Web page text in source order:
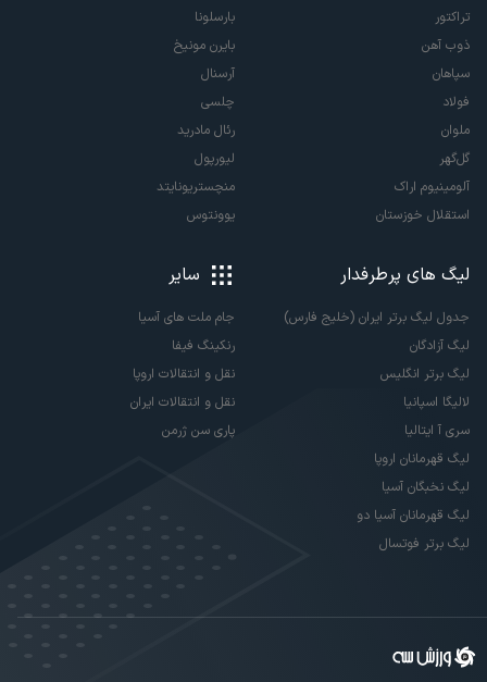
تراکتور
ذوب آهن
سپاهان
فولاد
ملوان
گل‌گهر
آلومینیوم اراک
استقلال خوزستان
بارسلونا
بایرن مونیخ
آرسنال
چلسی
رئال مادرید
لیورپول
منچستریونایتد
یوونتوس
لیگ های پرطرفدار
جدول لیگ برتر ایران (خلیج فارس)
لیگ آزادگان
لیگ برتر انگلیس
لالیگا اسپانیا
سری آ ایتالیا
لیگ قهرمانان اروپا
لیگ نخبگان آسیا
لیگ قهرمانان آسیا دو
لیگ برتر فوتسال
سایر
جام ملت های آسیا
رنکینگ فیفا
نقل و انتقالات اروپا
نقل و انتقالات ایران
پاری سن ژرمن